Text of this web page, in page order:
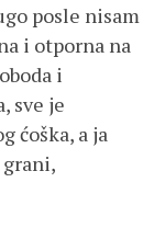
posle nisam
i otporna na
i
sve je
ćoška, a ja